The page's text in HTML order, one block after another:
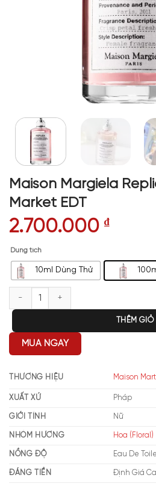
Maison Margiela
Market EDT
2.700.000 ₫
Dung tích
10ml Dùng Thử
Maison Margiela Replica Flower Market
THÊM GIỎ
MUA NGAY
THƯƠNG HIỆU Maison
XUẤT XỨ Pháp
GIỚI TÍNH Nữ
NHÓM HƯƠNG Hoa (Floral)
NỒNG ĐỘ Eau De
ĐÁNG TIỀN Định Giá